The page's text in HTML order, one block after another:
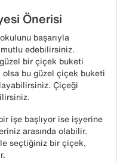
Önerisi
başarıyla
edebilirsiniz.
bir çiçek buketi
bu güzel çiçek buketi
Çiçeği
işe başlıyor ise işyerine
arasında olabilir.
seçtiğiniz bir çiçek,